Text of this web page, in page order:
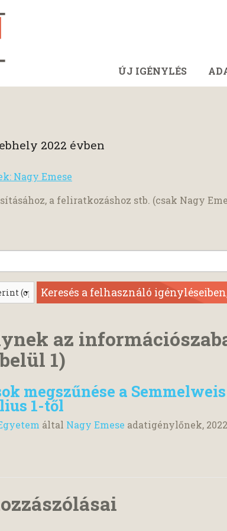
ÚJ IGÉNYLÉS
2022 évben
Nagy Emese
a feliratkozáshoz stb. (csak Nagy
az
1)
megszűnése a Semmelweis
1-től
által Nagy Emese adatigénylőnek,